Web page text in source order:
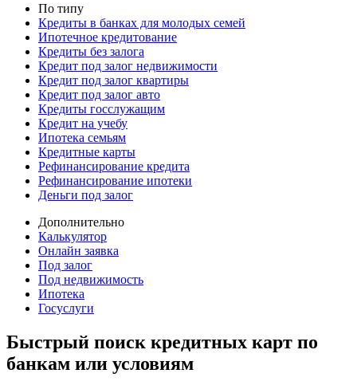
По типу
Кредиты в банках для молодых семей
Ипотечное кредитование
Кредиты без залога
Кредит под залог недвижимости
Кредит под залог квартиры
Кредит под залог авто
Кредиты госслужащим
Кредит на учебу
Ипотека семьям
Кредитные карты
Рефинансирование кредита
Рефинансирование ипотеки
Деньги под залог
Дополнительно
Калькулятор
Онлайн заявка
Под залог
Под недвижимость
Ипотека
Госуслуги
Быстрый поиск кредитных карт по
банкам или условиям